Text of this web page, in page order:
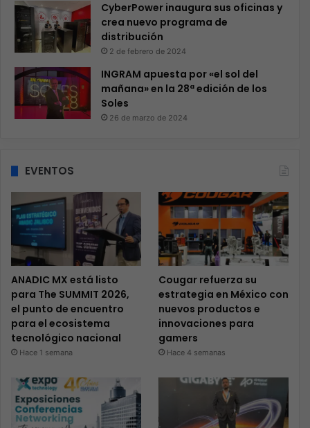
CyberPower inaugura sus oficinas y
crea nuevo programa de
distribución
2 de febrero de 2024
INGRAM apuesta por «el sol del
mañana» en la 28ª edición de los
Soles
26 de marzo de 2024
EVENTOS
ANADIC MX está listo
para The SUMMIT 2026,
el punto de encuentro
para el ecosistema
tecnológico nacional
Hace 1 semana
Cougar refuerza su
estrategia en México con
nuevos productos e
innovaciones para
gamers
Hace 4 semanas